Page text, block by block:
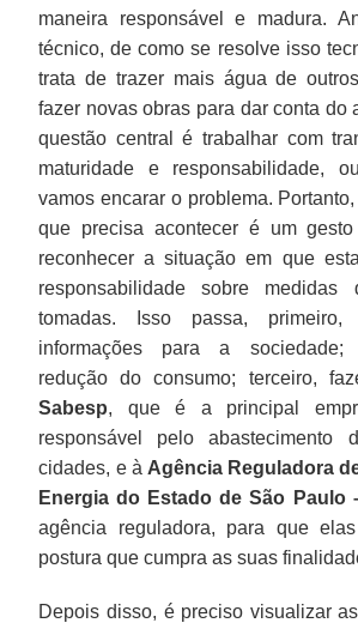
maneira responsável e madura.
técnico, de como se resolve isso
trata de trazer mais água de
fazer novas obras para dar conta do
questão central é trabalhar com
maturidade e responsabilidade,
vamos encarar o problema.
que precisa acontecer é um
reconhecer a situação em que
responsabilidade sobre
tomadas. Isso passa,
informações para a sociedade;
redução do consumo; terceiro,
Sabesp, que é a principal
responsável pelo abastecimento
cidades, e à Agência Reguladora
Energia do Estado de São Paulo
agência reguladora, para que
postura que cumpra as suas
Depois disso, é preciso visualizar